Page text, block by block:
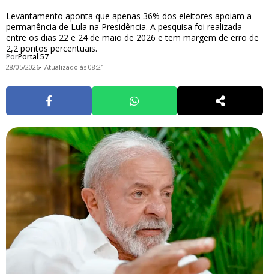
Levantamento aponta que apenas 36% dos eleitores apoiam a
permanência de Lula na Presidência. A pesquisa foi realizada
entre os dias 22 e 24 de maio de 2026 e tem margem de erro de
2,2 pontos percentuais.
PorPortal 57
28/05/2026 Atualizado às 08:21